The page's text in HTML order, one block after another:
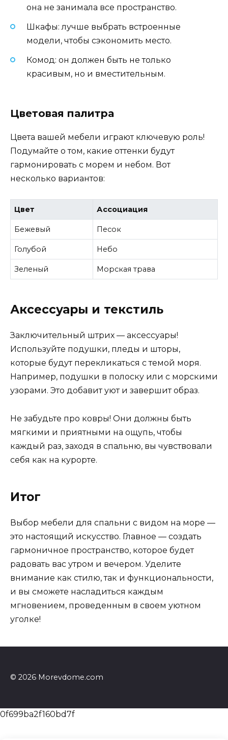
она не занимала все пространство.
Шкафы: лучше выбрать встроенные
модели, чтобы сэкономить место.
Комод: он должен быть не только
красивым, но и вместительным.
Цветовая палитра
Цвета вашей мебели играют ключевую роль!
Подумайте о том, какие оттенки будут
гармонировать с морем и небом. Вот
несколько вариантов:
Цвет Ассоциация
Бежевый Песок
Голубой Небо
Зеленый Морская трава
Аксессуары и текстиль
Заключительный штрих — аксессуары!
Используйте подушки, пледы и шторы,
которые будут перекликаться с темой моря.
Например, подушки в полоску или с морскими
узорами. Это добавит уют и завершит образ.
Не забудьте про ковры! Они должны быть
мягкими и приятными на ощупь, чтобы
каждый раз, заходя в спальню, вы чувствовали
себя как на курорте.
Итог
Выбор мебели для спальни с видом на море —
это настоящий искусство. Главное — создать
гармоничное пространство, которое будет
радовать вас утром и вечером. Уделите
внимание как стилю, так и функциональности,
и вы сможете насладиться каждым
мгновением, проведенным в своем уютном
уголке!
© 2026 Morevdome.com
0f699ba2f160bd7f